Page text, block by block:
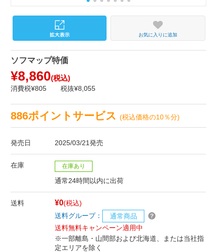
お気に入りに追加
ソフマップ特価
¥8,860(税込)
消費税¥805 税抜¥8,055
886ポイントサービス(税込価格の10％分)
発売日 2025/03/21発売
在庫 在庫あり
通常24時間以内に出荷
送料 ¥0(税込)
送料グループ：
通常商品
送料無料キャンペーン適用中
※一部離島・山間部および北海道、または当社指
定エリアを除く